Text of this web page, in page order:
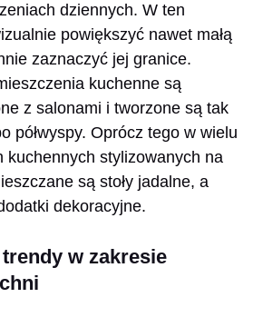
dziennych. W ten
powiększyć nawet małą
zaznaczyć jej granice.
kuchenne są
z salonami i tworzone są tak
półwyspy. Oprócz tego w wielu
kuchennych stylizowanych na
są stoły jadalne, a
dekoracyjne.
w zakresie